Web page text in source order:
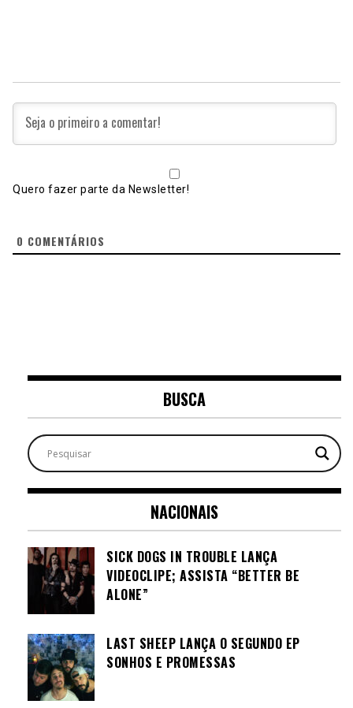
Quero fazer parte da Newsletter!
0 COMENTÁRIOS
BUSCA
NACIONAIS
SICK DOGS IN TROUBLE LANÇA
VIDEOCLIPE; ASSISTA “BETTER BE
ALONE”
LAST SHEEP LANÇA O SEGUNDO EP
SONHOS E PROMESSAS